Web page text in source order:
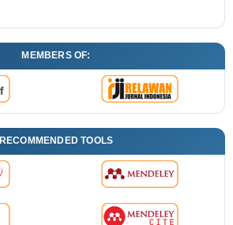
MEMBERS OF:
RECOMMENDED TOOLS